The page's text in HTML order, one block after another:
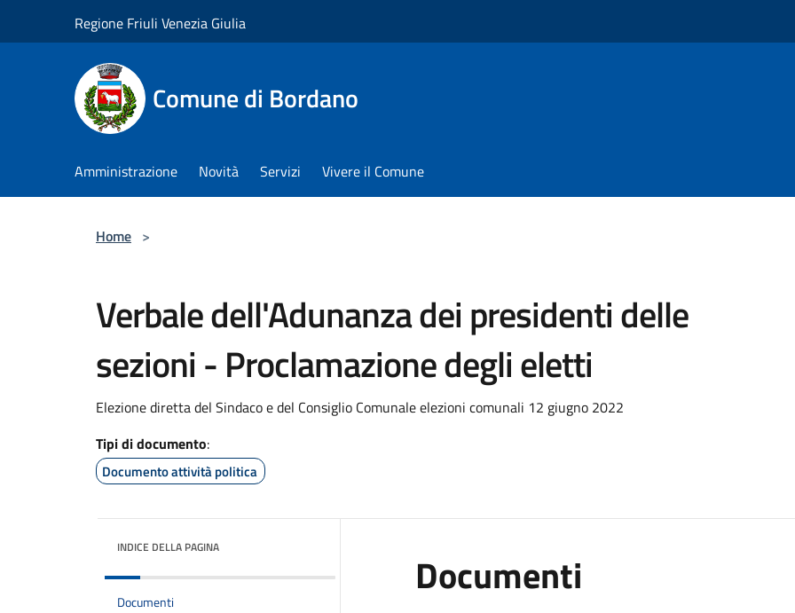
Regione Friuli Venezia Giulia
Comune di Bordano
Amministrazione Novità Servizi Vivere il Comune
Home >
Verbale dell'Adunanza dei presidenti delle
sezioni - Proclamazione degli eletti
Elezione diretta del Sindaco e del Consiglio Comunale elezioni comunali 12 giugno 2022
Tipi di documento:
Documento attività politica
INDICE DELLA PAGINA
Documenti
Documenti